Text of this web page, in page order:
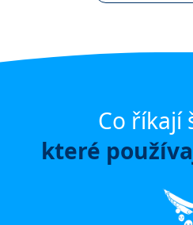
Co říkají
které